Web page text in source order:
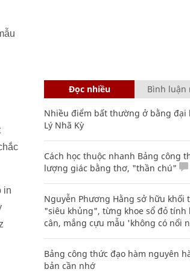
in
Đọc nhiều Bình luận
Nhiều điểm bất thường ở bằng đại
Lý Nhã Kỳ
Cách học thuộc nhanh Bảng công
lượng giác bằng thơ, "thần chú"
Nguyễn Phương Hằng sở hữu khối
"siêu khủng", từng khoe sổ đỏ tính
cân, mắng cựu mẫu 'không có nổi
Bảng công thức đạo hàm nguyên
bản cần nhớ